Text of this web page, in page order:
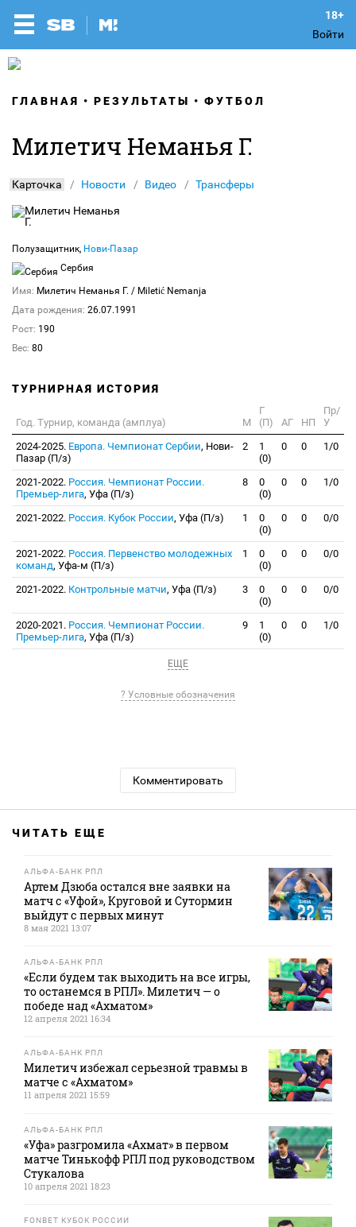
Войти
ГЛАВНАЯ РЕЗУЛЬТАТЫ ФУТБОЛ
Милетич Неманья Г.
Карточка Новости Видео Трансферы
Полузащитник, Нови-Пазар
Сербия
Имя: Милетич Неманья Г. / Miletić Nemanja
Дата рождения: 26.07.1991
Рост: 190
Вес: 80
ТУРНИРНАЯ ИСТОРИЯ
Год. Турнир, команда (амплуа) М
Г
(П)
АГ НП
Пр/
У
2024-2025. Европа. Чемпионат Сербии, Нови-
Пазар (П/з)
2
1
(0)
0 0 1/0
2021-2022. Россия. Чемпионат России.
Премьер-лига, Уфа (П/з)
8
0
(0)
0 0 1/0
2021-2022. Россия. Кубок России, Уфа (П/з) 1
0
(0)
0 0 0/0
2021-2022. Россия. Первенство молодежных
команд, Уфа-м (П/з)
1
0
(0)
0 0 0/0
2021-2022. Контрольные матчи, Уфа (П/з) 3
0
(0)
0 0 0/0
2020-2021. Россия. Чемпионат России.
Премьер-лига, Уфа (П/з)
9
1
(0)
0 0 1/0
ЕЩЕ
? Условные обозначения
Комментировать
ЧИТАТЬ ЕЩЕ
АЛЬФА-БАНК РПЛ
Артем Дзюба остался вне заявки на
матч с «Уфой», Круговой и Сутормин
выйдут с первых минут
8 мая 2021 13:07
АЛЬФА-БАНК РПЛ
«Если будем так выходить на все игры,
то останемся в РПЛ». Милетич — о
победе над «Ахматом»
12 апреля 2021 16:34
АЛЬФА-БАНК РПЛ
Милетич избежал серьезной травмы в
матче с «Ахматом»
11 апреля 2021 15:59
АЛЬФА-БАНК РПЛ
«Уфа» разгромила «Ахмат» в первом
матче Тинькофф РПЛ под руководством
Стукалова
10 апреля 2021 18:23
FONBET КУБОК РОССИИ